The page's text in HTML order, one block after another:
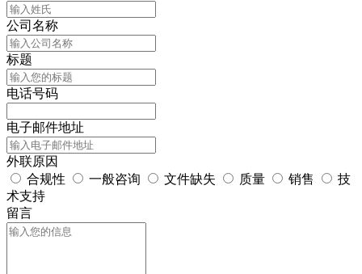
公司名称
标题
电话号码
电子邮件地址
外联原因
合规性
一般咨询 文件缺失 质量 销售
技
术支持
留言